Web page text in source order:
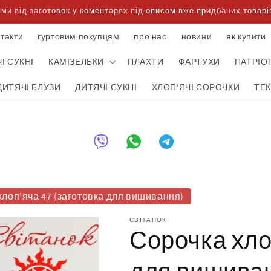
заготовок у коментарях під описом вже придбаних
гуртовим покупцям про нас новини як купити
СУКНІ КАМІЗЕЛЬКИ ПЛАХТИ ФАРТУХИ
БЛУЗИ ДИТЯЧІ СУКНІ ХЛОП'ЯЧІ СОРОЧКИ
47 (заготовка для вишивання)
СВІТАНОК
Сорочка